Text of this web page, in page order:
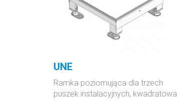
UNE
Ramka poziomująca dla trzech
puszek instalacyjnych, kwadratowa